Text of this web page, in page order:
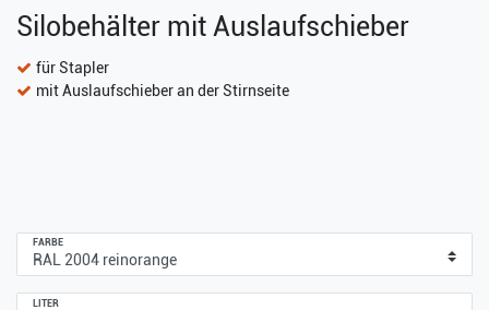
Silobehälter mit Auslaufschieber
für Stapler
mit Auslaufschieber an der Stirnseite
FARBE
LITER